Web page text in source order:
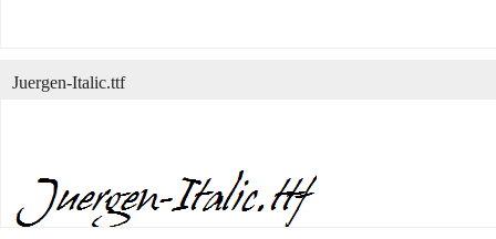
Juergen-Italic.ttf